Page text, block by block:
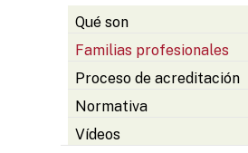
Qué son
Familias profesionales
Proceso de acreditación
Normativa
Vídeos